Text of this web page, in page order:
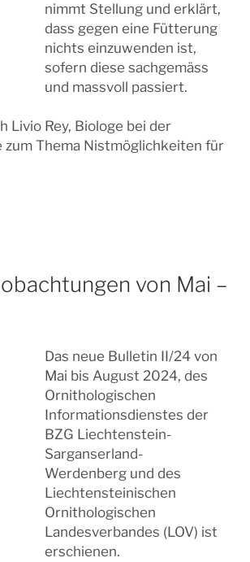
nimmt Stellung und erklärt,
dass gegen eine Fütterung
nichts einzuwenden ist,
sofern diese sachgemäss
und massvoll passiert.
Livio Rey, Biologe bei der
Thema Nistmöglichkeiten für
von Mai –
Das neue Bulletin II/24 von
Mai bis August 2024, des
Ornithologischen
Informationsdienstes der
BZG Liechtenstein-
Sarganserland-
Werdenberg und des
Liechtensteinischen
Ornithologischen
Landesverbandes (LOV) ist
erschienen.